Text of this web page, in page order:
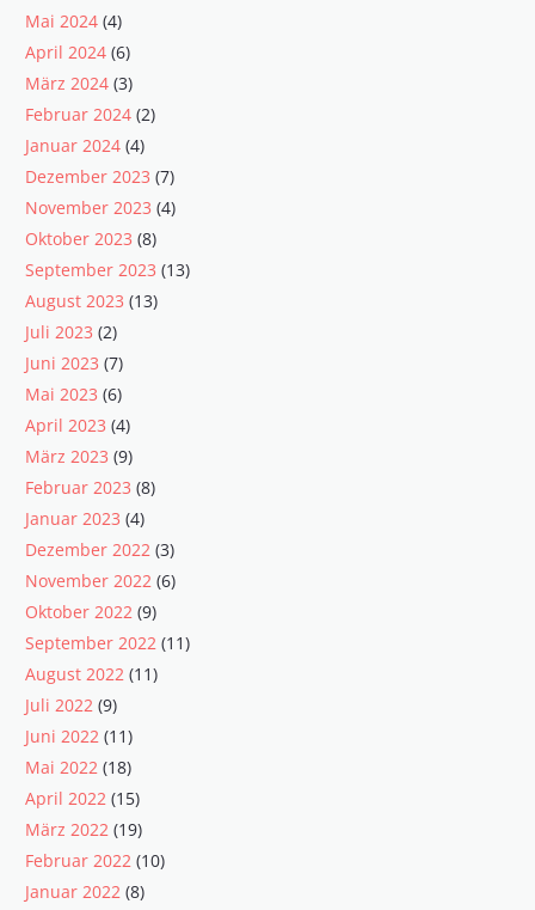
Mai 2024 (4)
April 2024 (6)
März 2024 (3)
Februar 2024 (2)
Januar 2024 (4)
Dezember 2023 (7)
November 2023 (4)
Oktober 2023 (8)
September 2023 (13)
August 2023 (13)
Juli 2023 (2)
Juni 2023 (7)
Mai 2023 (6)
April 2023 (4)
März 2023 (9)
Februar 2023 (8)
Januar 2023 (4)
Dezember 2022 (3)
November 2022 (6)
Oktober 2022 (9)
September 2022 (11)
August 2022 (11)
Juli 2022 (9)
Juni 2022 (11)
Mai 2022 (18)
April 2022 (15)
März 2022 (19)
Februar 2022 (10)
Januar 2022 (8)